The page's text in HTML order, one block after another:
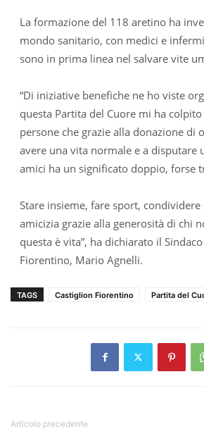
La formazione del 118 aretino ha
mondo sanitario, con medici e
sono in prima linea nel salvare vite
“Di iniziative benefiche ne ho viste
questa Partita del Cuore mi ha
persone che grazie alla donazione di
avere una vita normale e a disputare
amici ha un significato doppio, forse
Stare insieme, fare sport,
amicizia grazie alla generosità di chi
questa è vita”, ha dichiarato il
Fiorentino, Mario Agnelli.
TAGS Castiglion Fiorentino Partita del
Articolo precedente